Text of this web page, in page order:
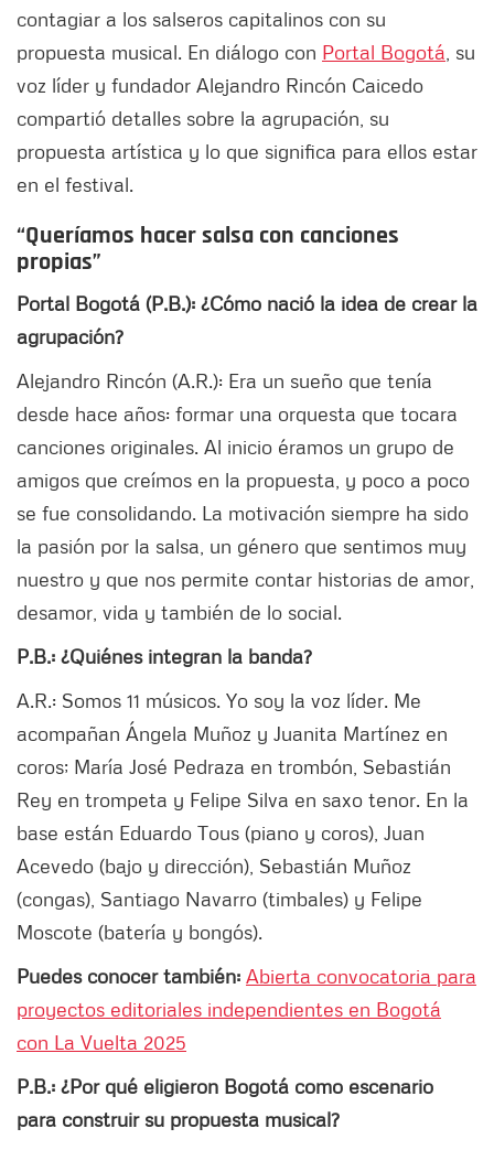
contagiar a los salseros capitalinos con su
propuesta musical. En diálogo con Portal Bogotá , su
voz líder y fundador Alejandro Rincón Caicedo
compartió detalles sobre la agrupación, su
propuesta artística y lo que significa para ellos estar
en el festival.
“Queríamos hacer salsa con canciones
propias”
Portal Bogotá (P.B.): ¿Cómo nació la idea de crear la
agrupación?
Alejandro Rincón (A.R.): Era un sueño que tenía
desde hace años: formar una orquesta que tocara
canciones originales. Al inicio éramos un grupo de
amigos que creímos en la propuesta, y poco a poco
se fue consolidando. La motivación siempre ha sido
la pasión por la salsa, un género que sentimos muy
nuestro y que nos permite contar historias de amor,
desamor, vida y también de lo social.
P.B.: ¿Quiénes integran la banda?
A.R.: Somos 11 músicos. Yo soy la voz líder. Me
acompañan Ángela Muñoz y Juanita Martínez en
coros; María José Pedraza en trombón, Sebastián
Rey en trompeta y Felipe Silva en saxo tenor. En la
base están Eduardo Tous (piano y coros), Juan
Acevedo (bajo y dirección), Sebastián Muñoz
(congas), Santiago Navarro (timbales) y Felipe
Moscote (batería y bongós).
Puedes conocer también: Abierta convocatoria para
proyectos editoriales independientes en Bogotá
con La Vuelta 2025
P.B.: ¿Por qué eligieron Bogotá como escenario
para construir su propuesta musical?